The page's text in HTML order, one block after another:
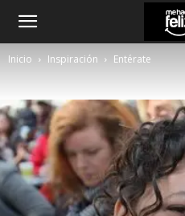
Inicio Inspiración Entérate